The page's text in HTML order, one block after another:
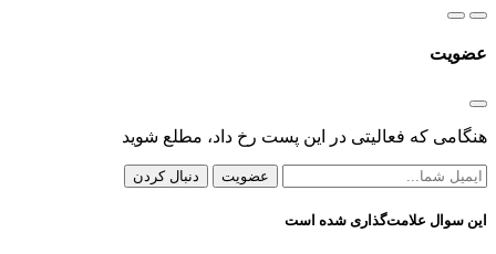
عضویت
هنگامی که فعالیتی در این پست رخ داد، مطلع شوید
عضویت دنبال کردن
این سوال علامت‌گذاری شده است